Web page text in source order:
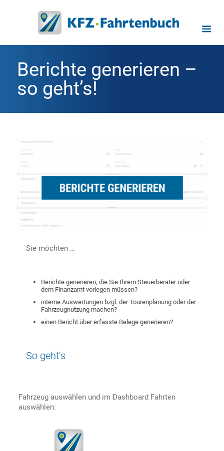
Berichte generieren –
so geht’s!
Sie möchten …
Berichte generieren, die Sie Ihrem Steuerberater oder
dem Finanzamt vorlegen müssen?
interne Auswertungen bzgl. der Tourenplanung oder der
Fahrzeugnutzung machen?
einen Bericht über erfasste Belege generieren?
So geht’s
Fahrzeug auswählen und im Dashboard Fahrten
auswählen: